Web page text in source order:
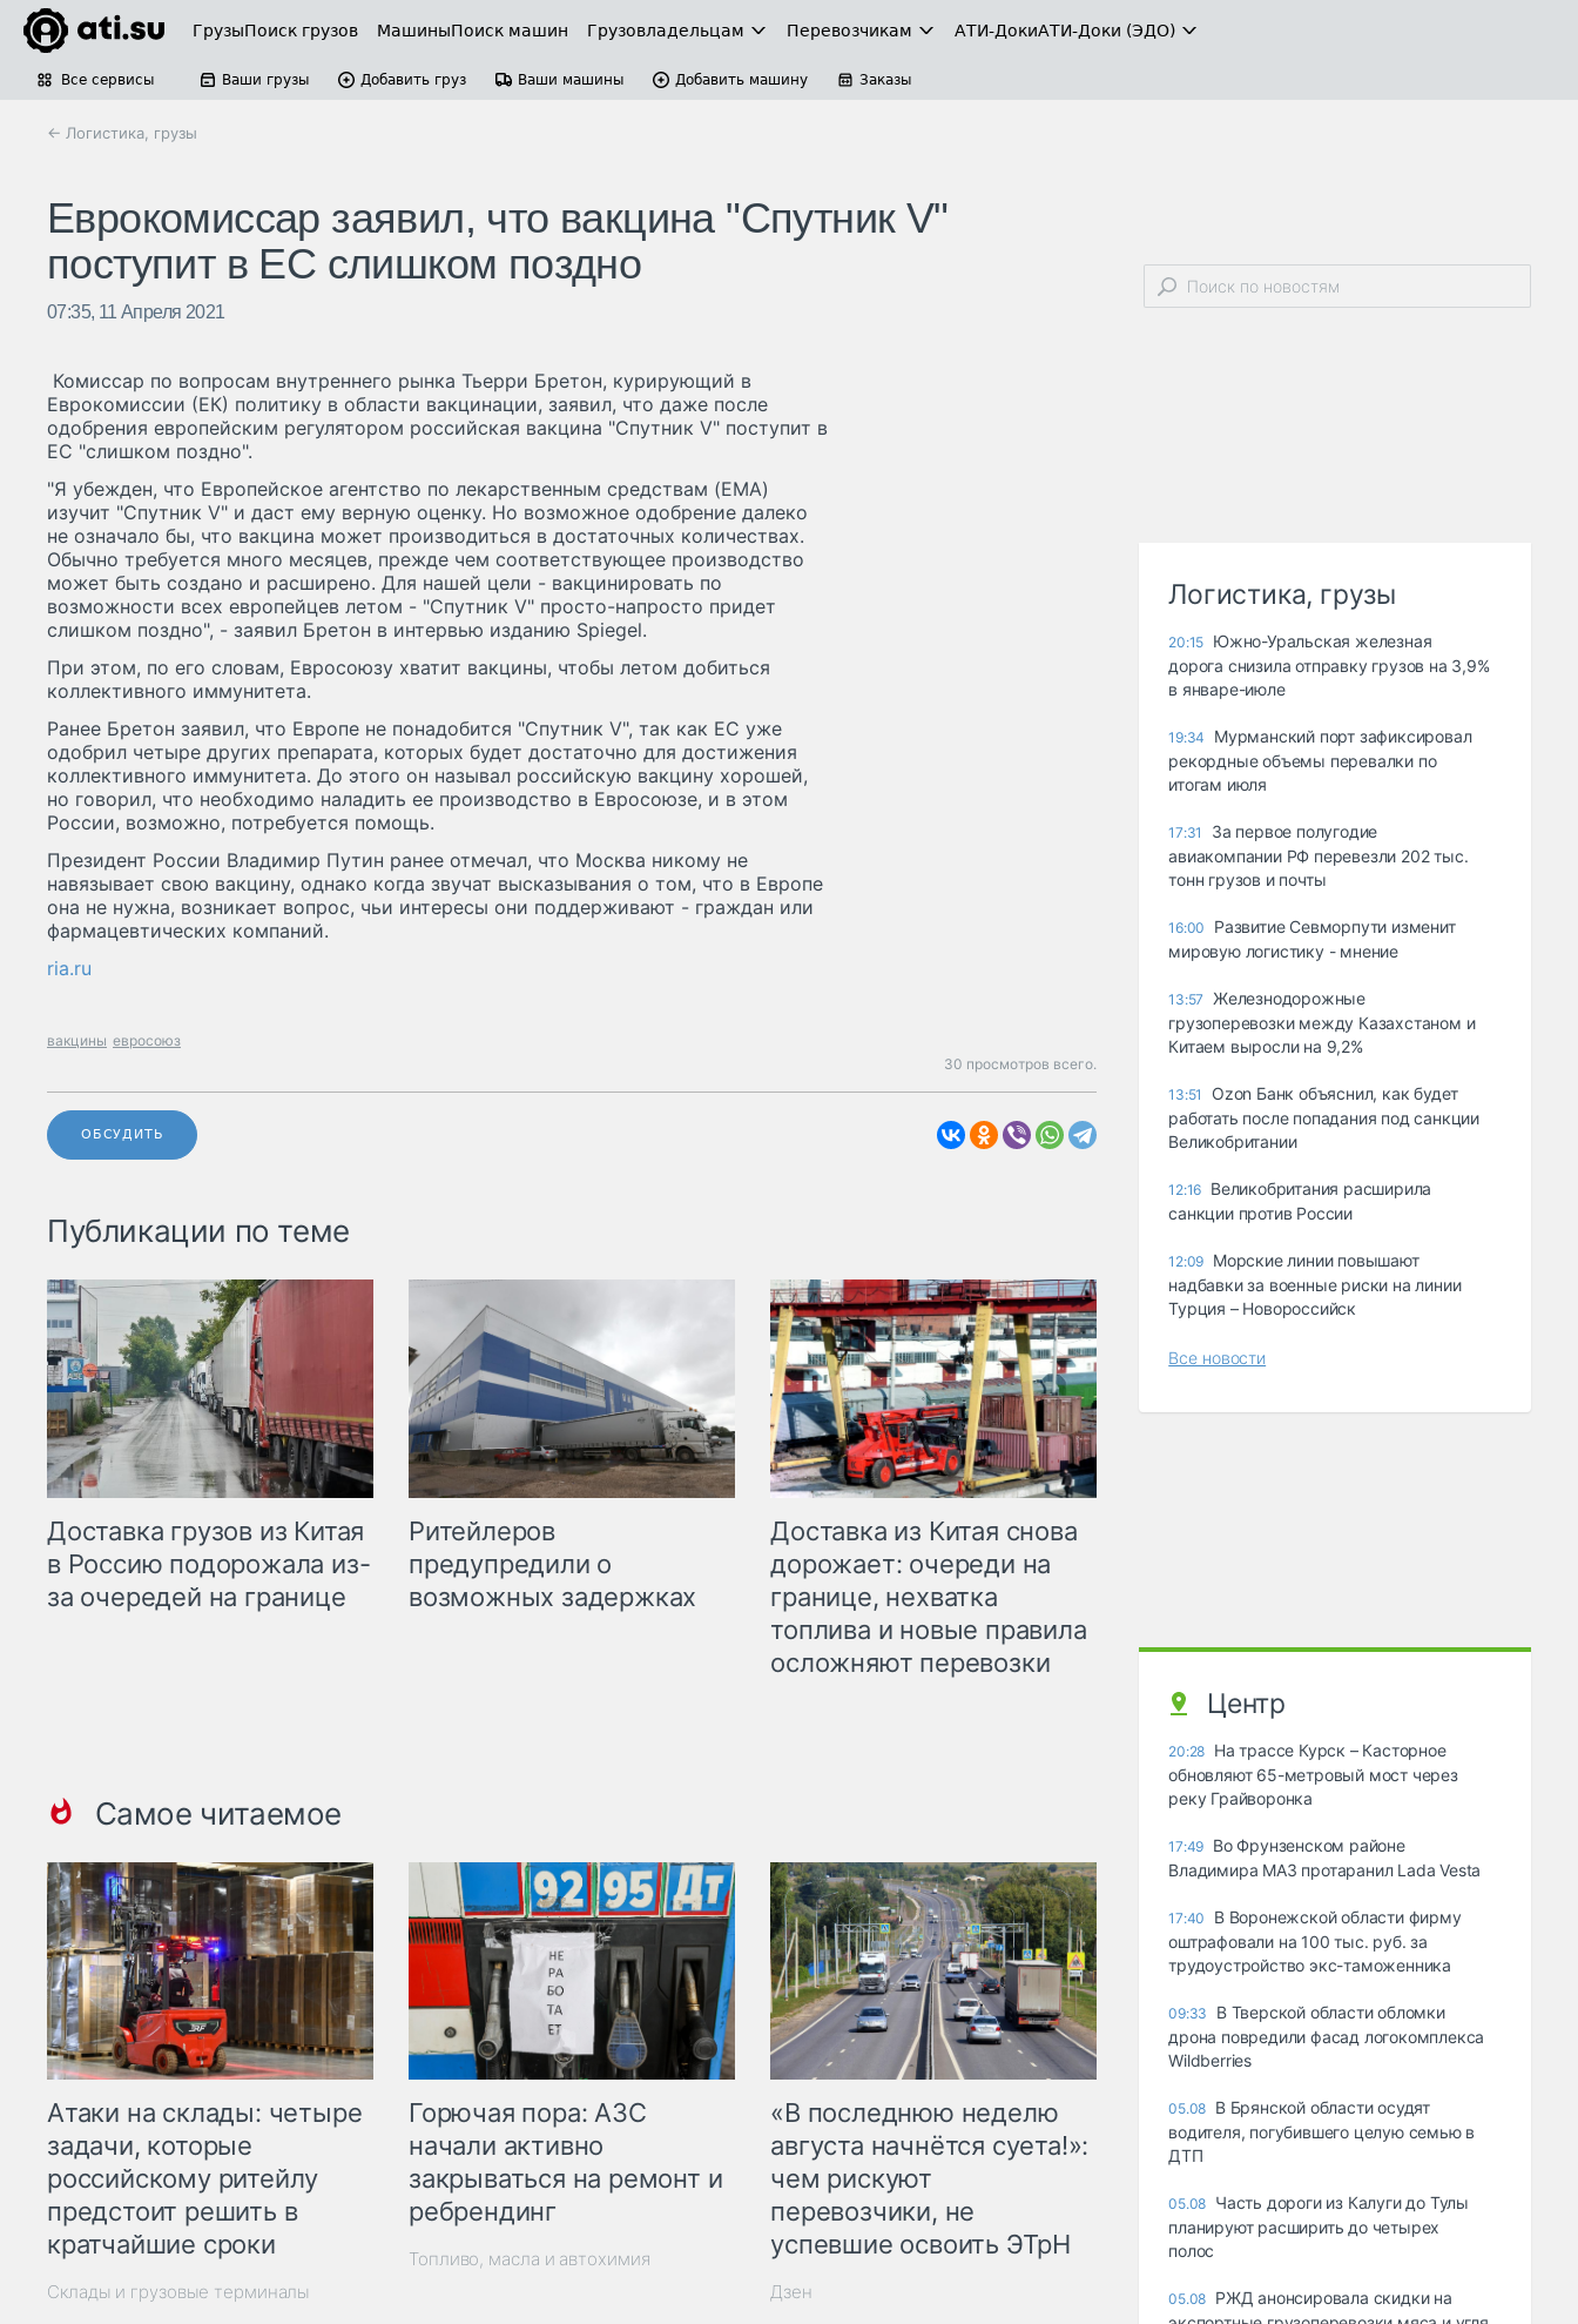
ГрузыПоиск грузов МашиныПоиск машин Грузовладельцам Перевозчикам АТИ-ДокиАТИ-Доки (ЭДО)
Все сервисы Ваши грузы Добавить груз Ваши машины Добавить машину Заказы
← Логистика, грузы
Еврокомиссар заявил, что вакцина "Спутник V"
поступит в ЕС слишком поздно
07:35, 11 Апреля 2021
Комиссар по вопросам внутреннего рынка Тьерри Бретон, курирующий в
Еврокомиссии (ЕК) политику в области вакцинации, заявил, что даже после
одобрения европейским регулятором российская вакцина "Спутник V" поступит в
ЕС "слишком поздно".
"Я убежден, что Европейское агентство по лекарственным средствам (EMA)
изучит "Спутник V" и даст ему верную оценку. Но возможное одобрение далеко
не означало бы, что вакцина может производиться в достаточных количествах.
Обычно требуется много месяцев, прежде чем соответствующее производство
может быть создано и расширено. Для нашей цели - вакцинировать по
возможности всех европейцев летом - "Спутник V" просто-напросто придет
слишком поздно", - заявил Бретон в интервью изданию Spiegel.
При этом, по его словам, Евросоюзу хватит вакцины, чтобы летом добиться
коллективного иммунитета.
Ранее Бретон заявил, что Европе не понадобится "Спутник V", так как ЕС уже
одобрил четыре других препарата, которых будет достаточно для достижения
коллективного иммунитета. До этого он называл российскую вакцину хорошей,
но говорил, что необходимо наладить ее производство в Евросоюзе, и в этом
России, возможно, потребуется помощь.
Президент России Владимир Путин ранее отмечал, что Москва никому не
навязывает свою вакцину, однако когда звучат высказывания о том, что в Европе
она не нужна, возникает вопрос, чьи интересы они поддерживают - граждан или
фармацевтических компаний.
ria.ru
вакцины евросоюз
30 просмотров всего.
ОБСУДИТЬ
Публикации по теме
Доставка грузов из Китая
в Россию подорожала из-
за очередей на границе
Ритейлеров
предупредили о
возможных задержках
Доставка из Китая снова
дорожает: очереди на
границе, нехватка
топлива и новые правила
осложняют перевозки
Самое читаемое
Атаки на склады: четыре
задачи, которые
российскому ритейлу
предстоит решить в
кратчайшие сроки
Склады и грузовые терминалы
Горючая пора: АЗС
начали активно
закрываться на ремонт и
ребрендинг
Топливо, масла и автохимия
«В последнюю неделю
августа начнётся суета!»:
чем рискуют
перевозчики, не
успевшие освоить ЭТрН
Дзен
Логистика, грузы
20:15 Южно-Уральская железная
дорога снизила отправку грузов на 3,9%
в январе-июле
19:34
Мурманский порт зафиксировал
рекордные объемы перевалки по
итогам июля
17:31
За первое полугодие
авиакомпании РФ перевезли 202 тыс.
тонн грузов и почты
16:00
Развитие Севморпути изменит
мировую логистику - мнение
13:57
Железнодорожные
грузоперевозки между Казахстаном и
Китаем выросли на 9,2%
13:51
Ozon Банк объяснил, как будет
работать после попадания под санкции
Великобритании
12:16 Великобритания расширила
санкции против России
12:09 Морские линии повышают
надбавки за военные риски на линии
Турция – Новороссийск
Все новости
Центр
20:28 На трассе Курск – Касторное
обновляют 65-метровый мост через
реку Грайворонка
17:49 Во Фрунзенском районе
Владимира МАЗ протаранил Lada Vesta
17:40
В Воронежской области фирму
оштрафовали на 100 тыс. руб. за
трудоустройство экс-таможенника
09:33
В Тверской области обломки
дрона повредили фасад логокомплекса
Wildberries
05.08 В Брянской области осудят
водителя, погубившего целую семью в
ДТП
05.08 Часть дороги из Калуги до Тулы
планируют расширить до четырех
полос
05.08 РЖД анонсировала скидки на